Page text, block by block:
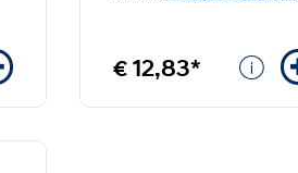
€ 12,83*